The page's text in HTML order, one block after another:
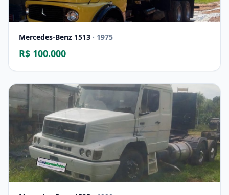
Mercedes-Benz 1513 · 1975
R$ 100.000